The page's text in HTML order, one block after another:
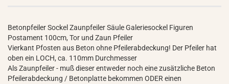
Betonpfeiler Sockel Zaunpfeiler Säule Galeriesockel Figuren
Postament 100cm, Tor und Zaun Pfeiler
Vierkant Pfosten aus Beton ohne Pfeilerabdeckung! Der Pfeiler hat
oben ein LOCH, ca. 110mm Durchmesser
Als Zaunpfeiler - muß dieser entweder noch eine zusätzliche Beton
Pfeilerabdeckung / Betonplatte bekommen ODER einen